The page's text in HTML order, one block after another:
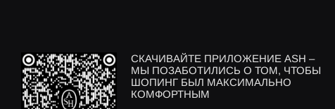
СКАЧИВАЙТЕ ПРИЛОЖЕНИЕ ASH –
МЫ ПОЗАБОТИЛИСЬ О ТОМ, ЧТОБЫ
ШОПИНГ БЫЛ МАКСИМАЛЬНО
КОМФОРТНЫМ